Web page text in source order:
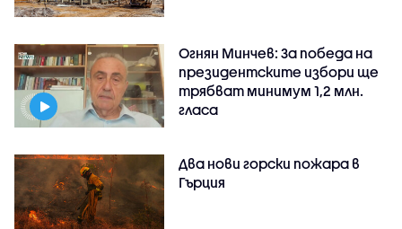
Огнян Минчев: За победа на
президентските избори ще
трябват минимум 1,2 млн.
гласа
Два нови горски пожара в
Гърция